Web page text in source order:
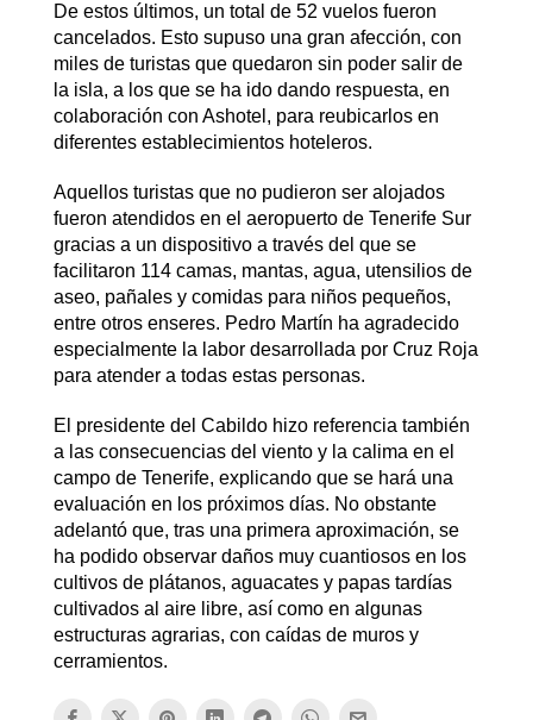
De estos últimos, un total de 52 vuelos fueron
cancelados. Esto supuso una gran afección, con
miles de turistas que quedaron sin poder salir de
la isla, a los que se ha ido dando respuesta, en
colaboración con Ashotel, para reubicarlos en
diferentes establecimientos hoteleros.
Aquellos turistas que no pudieron ser alojados
fueron atendidos en el aeropuerto de Tenerife Sur
gracias a un dispositivo a través del que se
facilitaron 114 camas, mantas, agua, utensilios de
aseo, pañales y comidas para niños pequeños,
entre otros enseres. Pedro Martín ha agradecido
especialmente la labor desarrollada por Cruz Roja
para atender a todas estas personas.
El presidente del Cabildo hizo referencia también
a las consecuencias del viento y la calima en el
campo de Tenerife, explicando que se hará una
evaluación en los próximos días. No obstante
adelantó que, tras una primera aproximación, se
ha podido observar daños muy cuantiosos en los
cultivos de plátanos, aguacates y papas tardías
cultivados al aire libre, así como en algunas
estructuras agrarias, con caídas de muros y
cerramientos.